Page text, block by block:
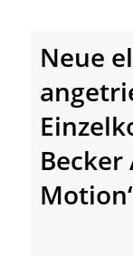
Neue
Becker